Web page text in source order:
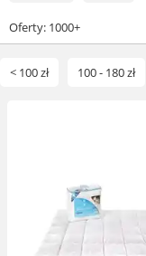
Oferty: 1000+
< 100 zł 100 - 180 zł